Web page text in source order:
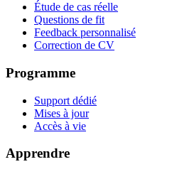
Étude de cas réelle
Questions de fit
Feedback personnalisé
Correction de CV
Programme
Support dédié
Mises à jour
Accès à vie
Apprendre